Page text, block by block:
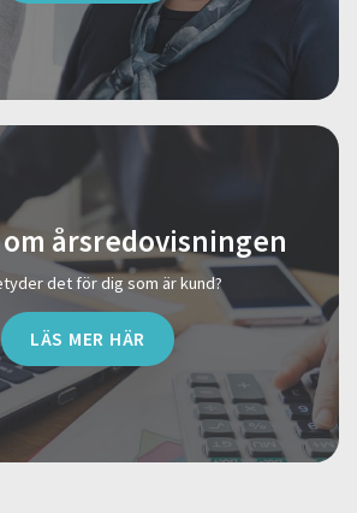
årsredovisningen
det för dig som är kund?
LÄS MER HÄR